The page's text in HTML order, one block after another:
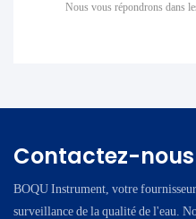
Nous vous répondrons dans
Contactez-nous
BOQU Instrument, votre
surveillance de la qualité de l'eau.